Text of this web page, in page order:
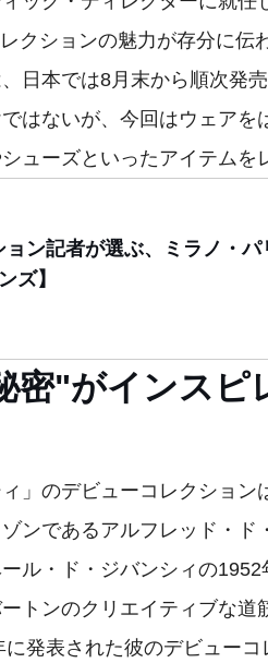
クションの魅力が存分に伝
日本では8月末から順次発
はないが、今回はウェアを
ューズといったアイテムを
ン記者が選ぶ、ミラノ・
ズ】
密"がインスピ
」のデビューコレクション
ンであるアルフレッド・ド
ル・ド・ジバンシィの
トンのクリエイティブな道
発表された彼のデビュー